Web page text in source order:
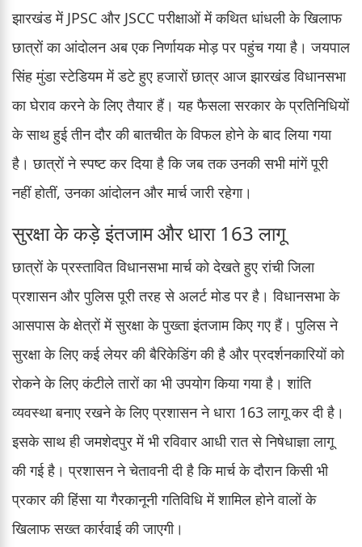
झारखंड में JPSC और JSCC परीक्षाओं में कथित धांधली के खिलाफ
छात्रों का आंदोलन अब एक निर्णायक मोड़ पर पहुंच गया है। जयपाल
सिंह मुंडा स्टेडियम में डटे हुए हजारों छात्र आज झारखंड विधानसभा
का घेराव करने के लिए तैयार हैं। यह फैसला सरकार के प्रतिनिधियों
के साथ हुई तीन दौर की बातचीत के विफल होने के बाद लिया गया
है। छात्रों ने स्पष्ट कर दिया है कि जब तक उनकी सभी मांगें पूरी
नहीं होतीं, उनका आंदोलन और मार्च जारी रहेगा।
सुरक्षा के कड़े इंतजाम और धारा 163 लागू
छात्रों के प्रस्तावित विधानसभा मार्च को देखते हुए रांची जिला
प्रशासन और पुलिस पूरी तरह से अलर्ट मोड पर है। विधानसभा के
आसपास के क्षेत्रों में सुरक्षा के पुख्ता इंतजाम किए गए हैं। पुलिस ने
सुरक्षा के लिए कई लेयर की बैरिकेडिंग की है और प्रदर्शनकारियों को
रोकने के लिए कंटीले तारों का भी उपयोग किया गया है। शांति
व्यवस्था बनाए रखने के लिए प्रशासन ने धारा 163 लागू कर दी है।
इसके साथ ही जमशेदपुर में भी रविवार आधी रात से निषेधाज्ञा लागू
की गई है। प्रशासन ने चेतावनी दी है कि मार्च के दौरान किसी भी
प्रकार की हिंसा या गैरकानूनी गतिविधि में शामिल होने वालों के
खिलाफ सख्त कार्रवाई की जाएगी।